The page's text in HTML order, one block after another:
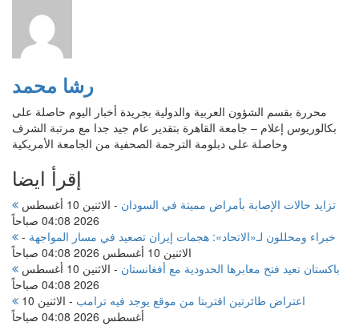
رشا محمد
محررة بقسم الشؤون العربية والدولية بجريدة أخبار اليوم حاصلة على
بكالوريوس إعلام – جامعة القاهرة بتقدير عام جيد جدا مع مرتبة الشرف
وحاصلة على دبلومة الترجمة الصحفية من الجامعة الأمريكية
إقرأ ايضا
تزايد حالات الإصابة بأمراض مميتة في السودان -
الاثنين 10 أغسطس
2026 04:08 صباحاً
خبراء ومحللون لـ«الاتحاد»: هجمات إيران تصعيد في مسار المواجهة -
الاثنين 10 أغسطس 2026 04:08 صباحاً
باكستان تعيد فتح معابرها الحدودية مع أفغانستان -
الاثنين 10 أغسطس
2026 04:08 صباحاً
اعتراض طائرتين اقتربتا من موقع يوجد فيه ترامب -
الاثنين 10
أغسطس 2026 04:08 صباحاً